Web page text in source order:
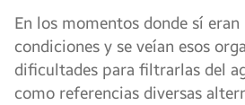
En los momentos donde sí
condiciones y se veían esos
dificultades para filtrarlas del
como referencias diversas